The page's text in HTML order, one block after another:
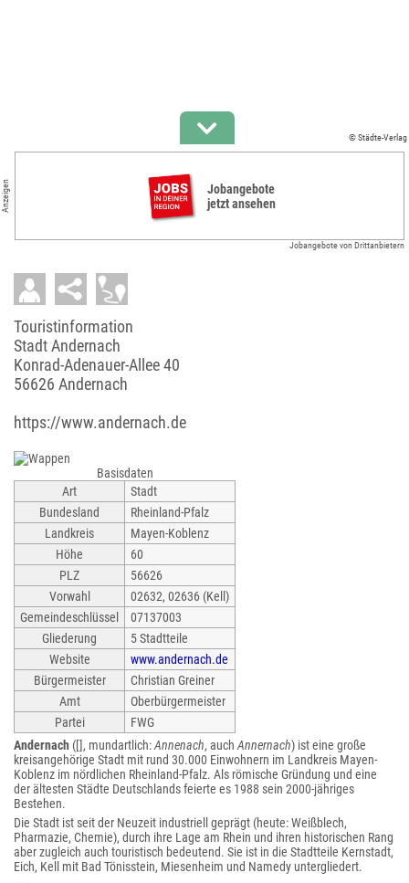
© Städte-Verlag
Anzeigen
Jobangebote
jetzt ansehen
Jobangebote von Drittanbietern
Touristinformation
Stadt Andernach
Konrad-Adenauer-Allee 40
56626 Andernach
https://www.andernach.de
Basisdaten
Art
Stadt
Bundesland
Rheinland-Pfalz
Landkreis
Mayen-Koblenz
Höhe
60
PLZ
56626
Vorwahl
02632, 02636 (Kell)
Gemeindeschlüssel
07137003
Gliederung
5 Stadtteile
Website
www.andernach.de
Bürgermeister
Christian Greiner
Amt
Oberbürgermeister
Partei
FWG
Andernach ([], mundartlich:Annenach, auch Annernach) ist eine große
kreisangehörige Stadt mit rund 30.000 Einwohnern im Landkreis Mayen-
Koblenz im nördlichen Rheinland-Pfalz. Als römische Gründung und eine
der ältesten Städte Deutschlands feierte es 1988 sein 2000-jähriges
Bestehen.
Die Stadt ist seit der Neuzeit industriell geprägt (heute: Weißblech,
Pharmazie, Chemie), durch ihre Lage am Rhein und ihren historischen Rang
aber zugleich auch touristisch bedeutend. Sie ist in die Stadtteile Kernstadt,
Eich, Kell mit Bad Tönisstein, Miesenheim und Namedy untergliedert.